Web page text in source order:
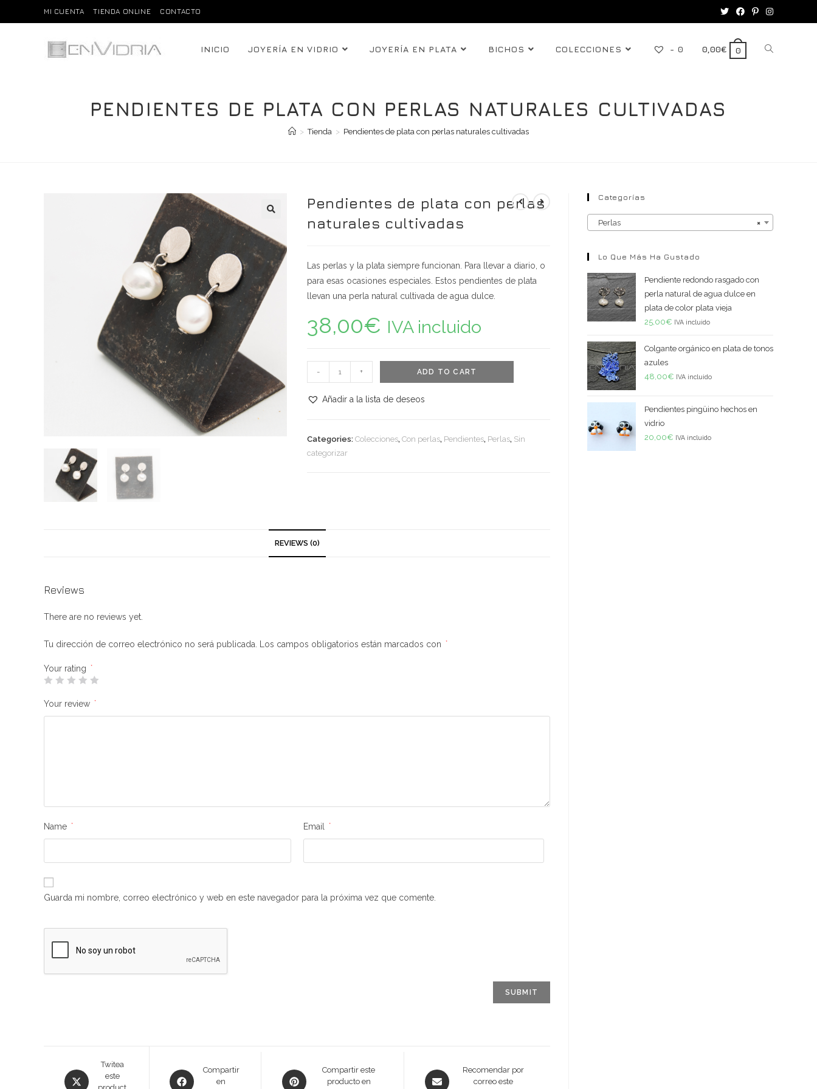
al
MI CUENTA TIENDA ONLINE CONTACTO
INICIO JOYERÍA EN VIDRIO JOYERÍA EN PLATA BICHOS COLECCIONES - 0 0,00€ 0
PENDIENTES DE PLATA CON PERLAS NATURALES CULTIVADAS
> Tienda > Pendientes de plata con perlas naturales cultivadas
Pendientes de plata con perlas
naturales cultivadas
Las perlas y la plata siempre funcionan. Para llevar a diario, o
para esas ocasiones especiales. Estos pendientes de plata
llevan una perla natural cultivada de agua dulce.
38,00€ IVA incluido
de
plata
naturales
cultivadas
- + ADD TO CART
Añadir a la lista de deseos
Categories:Colecciones,Con perlas, Pendientes, Perlas, Sin
categorizar
REVIEWS (0)
Reviews
There are no reviews yet.
Tu dirección de correo electrónico no será publicada. Los campos obligatorios están marcados con *
Your rating *
Your review *
Name * Email *
Guarda mi nombre, correo electrónico y web en este navegador para la próxima vez que comente.
in
Twitea
este
Opens
in
Compartir
en
Opens
in
Compartir este
producto en
Opens
in
Recomendar por
correo este
Categorías
×
Perlas
Lo Que Más Ha Gustado
Pendiente redondo rasgado con
perla natural de agua dulce en
plata de color plata vieja
25,00€ IVA incluido
Colgante orgánico en plata de tonos
azules
48,00€ IVA incluido
Pendientes pingüino hechos en
vidrio
20,00€ IVA incluido